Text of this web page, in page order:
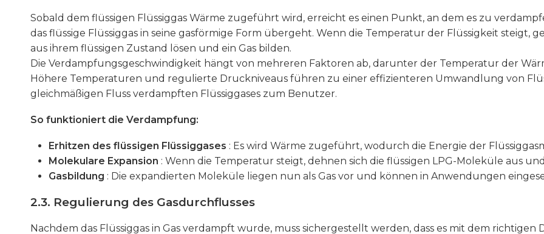
Sobald dem flüssigen Flüssiggas Wärme zugeführt wird, erreicht es einen Punkt, an dem es zu
das flüssige Flüssiggas in seine gasförmige Form übergeht. Wenn die Temperatur der Flüssigkeit steigt,
aus ihrem flüssigen Zustand lösen und ein Gas bilden.
Die Verdampfungsgeschwindigkeit hängt von mehreren Faktoren ab, darunter der Temperatur der
Höhere Temperaturen und regulierte Druckniveaus führen zu einer effizienteren Umwandlung von
gleichmäßigen Fluss verdampften Flüssiggases zum Benutzer.
So funktioniert die Verdampfung:
Erhitzen des flüssigen Flüssiggases : Es wird Wärme zugeführt, wodurch die Energie der
Molekulare Expansion : Wenn die Temperatur steigt, dehnen sich die flüssigen LPG-Moleküle aus
Gasbildung : Die expandierten Moleküle liegen nun als Gas vor und können in Anwendungen
2.3. Regulierung des Gasdurchflusses
Nachdem das Flüssiggas in Gas verdampft wurde, muss sichergestellt werden, dass es mit dem